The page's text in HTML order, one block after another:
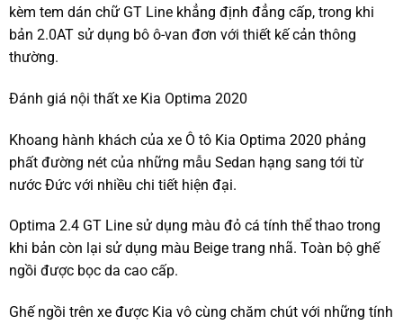
kèm tem dán chữ GT Line khẳng định đẳng cấp, trong khi
bản 2.0AT sử dụng bô ô-van đơn với thiết kế cản thông
thường.
Đánh giá nội thất xe Kia Optima 2020
Khoang hành khách của xe Ô tô Kia Optima 2020 phảng
phất đường nét của những mẫu Sedan hạng sang tới từ
nước Đức với nhiều chi tiết hiện đại.
Optima 2.4 GT Line sử dụng màu đỏ cá tính thể thao trong
khi bản còn lại sử dụng màu Beige trang nhã. Toàn bộ ghế
ngồi được bọc da cao cấp.
Ghế ngồi trên xe được Kia vô cùng chăm chút với những tính